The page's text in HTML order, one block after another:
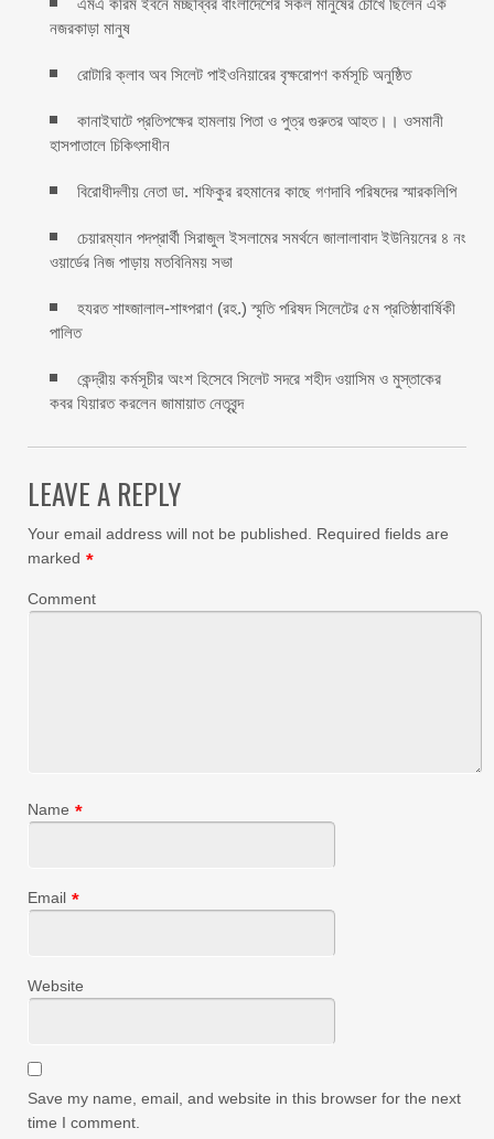
নজরকাড়া মানুষ ‎
রোটারি ক্লাব অব সিলেট পাইওনিয়ারের বৃক্ষরোপণ কর্মসূচি অনুষ্ঠিত
কানাইঘাটে প্রতিপক্ষের হামলায় পিতা ও পুত্র গুরুতর আহত।। ওসমানী
হাসপাতালে চিকিৎসাধীন
বিরোধীদলীয় নেতা ডা. শফিকুর রহমানের কাছে গণদাবি পরিষদের স্মারকলিপি ‎
চেয়ারম্যান পদপ্রার্থী সিরাজুল ইসলামের সমর্থনে জালালাবাদ ইউনিয়নের ৪ নং
ওয়ার্ডের নিজ পাড়ায় মতবিনিময় সভা
হযরত শাহ্জালাল-শাহ্পরাণ (রহ.) স্মৃতি পরিষদ সিলেটের ৫ম প্রতিষ্ঠাবার্ষিকী
পালিত ‎​
কেন্দ্রীয় কর্মসূচীর অংশ হিসেবে সিলেট সদরে শহীদ ওয়াসিম ও মুস্তাকের
কবর যিয়ারত করলেন জামায়াত নেতৃবৃন্দ ‎
LEAVE A REPLY
Your email address will not be published.
Required fields are
marked *
Comment
Name *
Email *
Website
Save my name, email, and website in this browser for the next
time I comment.